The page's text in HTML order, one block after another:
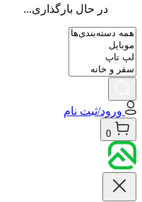
در حال بارگذاری...
ورود/ثبت نام
0